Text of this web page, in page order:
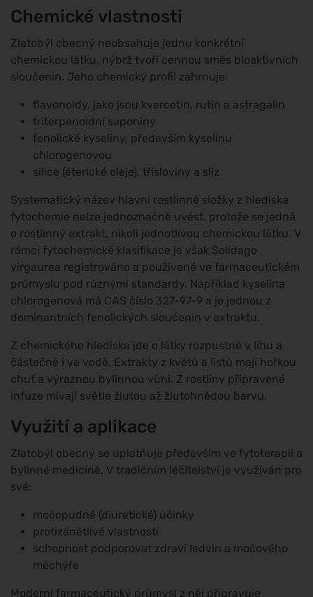
Chemické vlastnosti
Zlatobýl obecný neobsahuje jednu konkrétní
chemickou látku, nýbrž tvoří cennou směs bioaktivních
sloučenin. Jeho chemický profil zahrnuje:
flavonoidy, jako jsou kvercetin, rutin a astragalin
triterpenoidní saponiny
fenolické kyseliny, především kyselinu
chlorogenovou
silice (éterické oleje), třísloviny a sliz
Systematický název hlavní rostlinné složky z hlediska
fytochemie nelze jednoznačně uvést, protože se jedná
o rostlinný extrakt, nikoli jednotlivou chemickou látku. V
rámci fytochemické klasifikace je však Solidago
virgaurea registrováno a používané ve farmaceutickém
průmyslu pod různými standardy. Například kyselina
chlorogenová má CAS číslo 327-97-9 a je jednou z
dominantních fenolických sloučenin v extraktu.
Z chemického hlediska jde o látky rozpustné v lihu a
částečně i ve vodě. Extrakty z květů a listů mají hořkou
chuť a výraznou bylinnou vůni. Z rostliny připravené
infuze mívají světle žlutou až žlutohnědou barvu.
Využití a aplikace
Zlatobýl obecný se uplatňuje především ve fytoterapii a
bylinné medicíně. V tradičním léčitelství je využíván pro
své:
močopudné (diuretické) účinky
protizánětlivé vlastnosti
schopnost podporovat zdraví ledvin a močového
měchýře
Moderní farmaceutický průmysl z něj připravuje